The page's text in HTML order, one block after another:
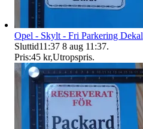
Opel - Skylt - Fri Parkering Dekal
Sluttid11:37 8 aug 11:37.
Pris:45 kr,Utropspris.